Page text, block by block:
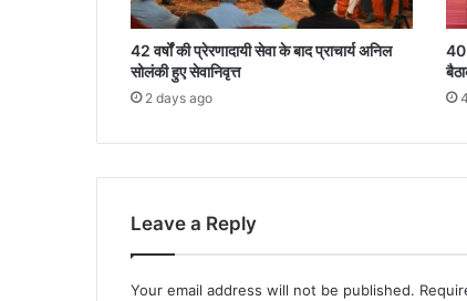
42 वर्षों की प्रेरणादायी सेवा के बाद प्राचार्य अनिल
सोलंकी हुए सेवानिवृत्त
2 days ago
40
Leave a Reply
Your email address will not be published.